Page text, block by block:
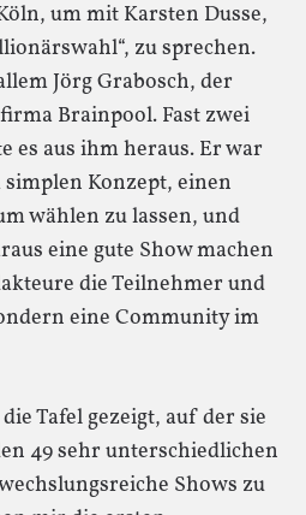
um mit Karsten Dusse,
zu sprechen.
Jörg Grabosch, der
Brainpool. Fast zwei
es aus ihm heraus. Er war
Konzept, einen
wählen zu lassen, und
eine gute Show machen
die Teilnehmer und
eine Community im
Tafel gezeigt, auf der sie
49 sehr unterschiedlichen
Shows zu